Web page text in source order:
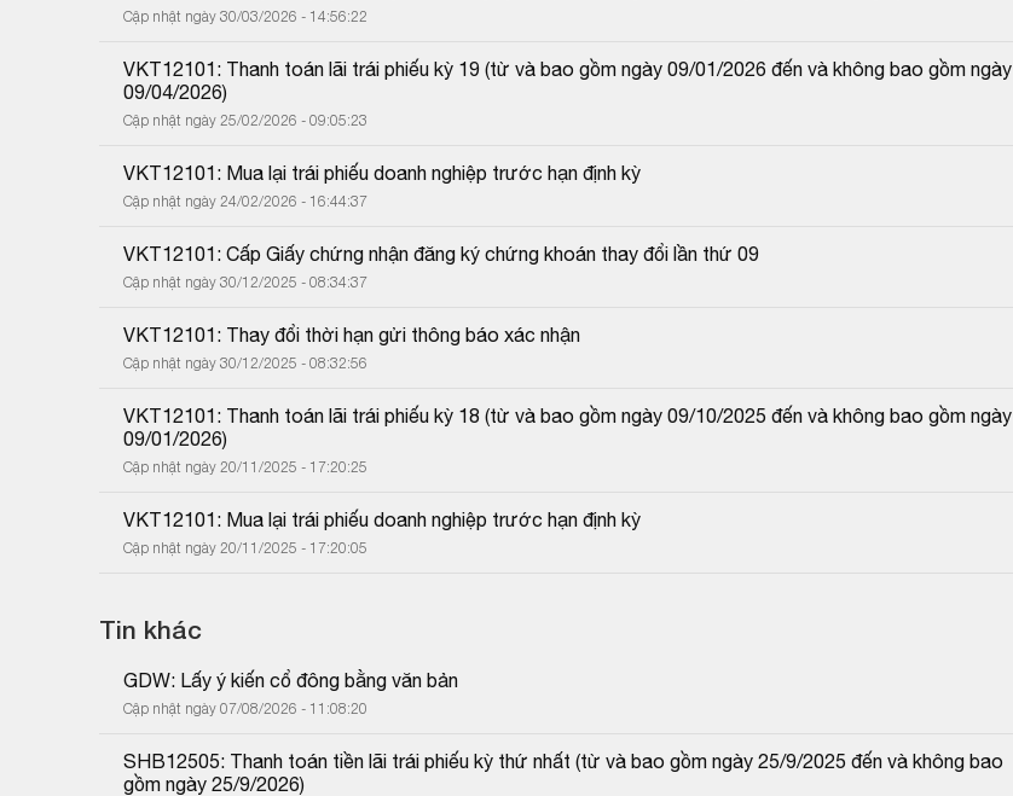
Cập nhật ngày 30/03/2026 - 14:56:22
VKT12101: Thanh toán lãi trái phiếu kỳ 19 (từ và bao gồm ngày 09/01/2026 đến và không bao gồm ngày
09/04/2026)
Cập nhật ngày 25/02/2026 - 09:05:23
VKT12101: Mua lại trái phiếu doanh nghiệp trước hạn định kỳ
Cập nhật ngày 24/02/2026 - 16:44:37
VKT12101: Cấp Giấy chứng nhận đăng ký chứng khoán thay đổi lần thứ 09
Cập nhật ngày 30/12/2025 - 08:34:37
VKT12101: Thay đổi thời hạn gửi thông báo xác nhận
Cập nhật ngày 30/12/2025 - 08:32:56
VKT12101: Thanh toán lãi trái phiếu kỳ 18 (từ và bao gồm ngày 09/10/2025 đến và không bao gồm ngày
09/01/2026)
Cập nhật ngày 20/11/2025 - 17:20:25
VKT12101: Mua lại trái phiếu doanh nghiệp trước hạn định kỳ
Cập nhật ngày 20/11/2025 - 17:20:05
Tin khác
GDW: Lấy ý kiến cổ đông bằng văn bản
Cập nhật ngày 07/08/2026 - 11:08:20
SHB12505: Thanh toán tiền lãi trái phiếu kỳ thứ nhất (từ và bao gồm ngày 25/9/2025 đến và không bao
gồm ngày 25/9/2026)